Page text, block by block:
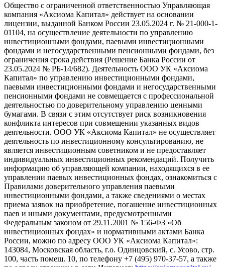
Общество с ограниченной ответственностью Управляющая
компания «Аксиома Капитал» действует на основании
лицензии, выданной Банком России 23.05.2024 г. № 21-000-1-
01104, на осуществление деятельности по управлению
инвестиционными фондами, паевыми инвестиционными
фондами и негосударственными пенсионными фондами, без
ограничения срока действия (Решение Банка России от
23.05.2024 № РБ-14/682). Деятельность ООО УК «Аксиома
Капитал» по управлению инвестиционными фондами,
паевыми инвестиционными фондами и негосударственными
пенсионными фондами не совмещается с профессиональной
деятельностью по доверительному управлению ценными
бумагами. В связи с этим отсутствует риск возникновения
конфликта интересов при совмещении указанных видов
деятельности. ООО УК «Аксиома Капитал» не осуществляет
деятельность по инвестиционному консультированию, не
является инвестиционным советником и не предоставляет
индивидуальных инвестиционных рекомендаций. Получить
информацию об управляющей компании, находящихся в ее
управлении паевых инвестиционных фондах, ознакомиться с
Правилами доверительного управления паевыми
инвестиционными фондами, а также сведениями о местах
приема заявок на приобретение, погашение инвестиционных
паев и иными документами, предусмотренными
Федеральным законом от 29.11.2001 № 156-ФЗ «Об
инвестиционных фондах» и нормативными актами Банка
России, можно по адресу ООО УК «Аксиома Капитал»:
143084, Московская область, г.о. Одинцовский, с. Усово, стр.
100, часть помещ. 10, по телефону +7 (495) 970-37-57, а также